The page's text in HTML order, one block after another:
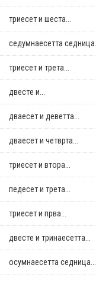
триесет и шеста...
седумнаесетта седница...
триесет и трета...
двестe и...
дваесет и деветта...
дваесет и четврта...
триесет и втора...
педесет и трета...
триесет и прва...
двестe и тринаесетта...
осумнaесетта седница...